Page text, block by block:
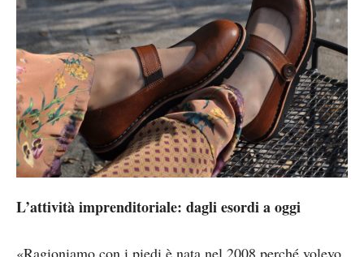
L’attività imprenditoriale: dagli esordi a oggi
«Ragioniamo con i piedi è nata nel 2008 perché volevo